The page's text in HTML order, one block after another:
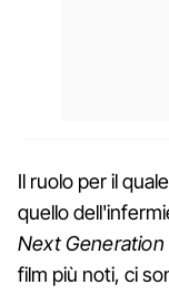
Il ruolo per il
quello
Next Generation
film più noti, ci